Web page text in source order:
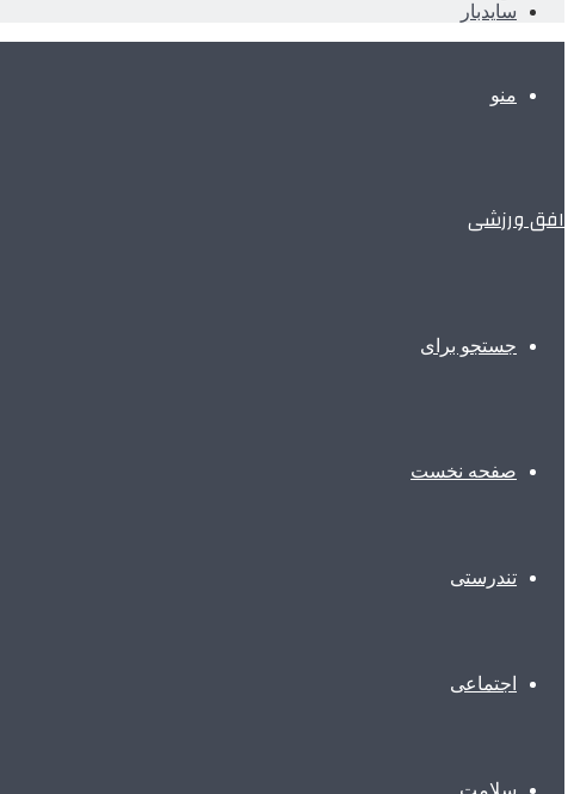
سایدبار
منو
افق ورزشی
جستجو برای
صفحه نخست
تندرستی
اجتماعی
سلامت